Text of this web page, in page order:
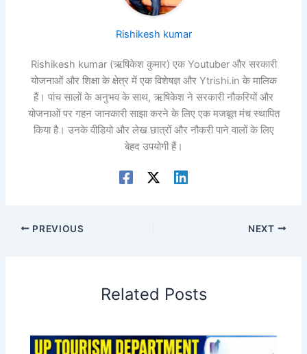
Rishikesh kumar
Rishikesh kumar (ऋषिकेश कुमार) एक Youtuber और सरकारी
योजनाओं और शिक्षा के क्षेत्र में एक विशेषज्ञ और Ytrishi.in के मालिक
हैं। पांच सालों के अनुभव के साथ, ऋषिकेश ने सरकारी नौकरियों और
योजनाओं पर गहन जानकारी साझा करने के लिए एक मजबूत मंच स्थापित
किया है। उनके वीडियो और लेख छात्रों और नौकरी पाने वालों के लिए
बेहद उपयोगी हैं।
PREVIOUS NEXT
Related Posts